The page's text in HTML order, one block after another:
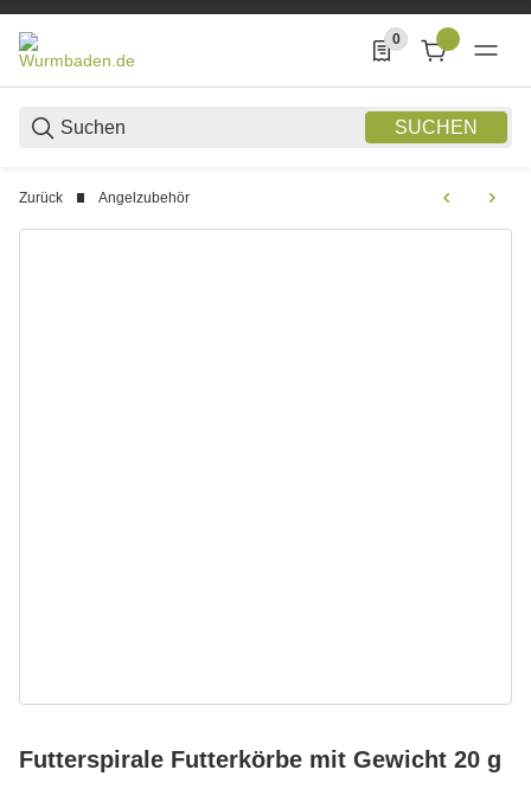
SUCHEN
0
0 Produkte in der
Zurück Angelzubehör
Futterspirale Futterkörbe mit Gewicht 20 g